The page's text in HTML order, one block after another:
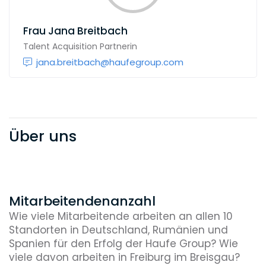
Frau Jana Breitbach
Talent Acquisition Partnerin
jana.breitbach@haufegroup.com
Über uns
Mitarbeitendenanzahl
Wie viele Mitarbeitende arbeiten an allen 10
Standorten in Deutschland, Rumänien und
Spanien für den Erfolg der Haufe Group? Wie
viele davon arbeiten in Freiburg im Breisgau?